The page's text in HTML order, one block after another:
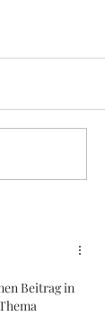
mit 3:0
Beitrag in